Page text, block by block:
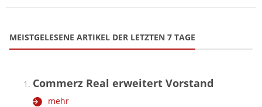
MEISTGELESENE ARTIKEL DER LETZTEN 7 TAGE
Commerz Real erweitert Vorstand
mehr